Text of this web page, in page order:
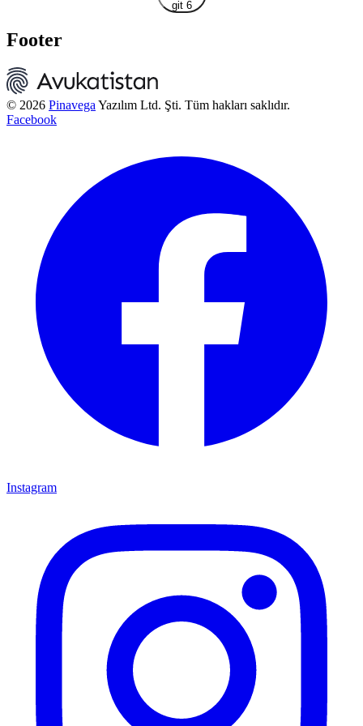
git 6
Footer
© 2026 Pinavega Yazılım Ltd. Şti. Tüm hakları saklıdır.
Facebook
Instagram